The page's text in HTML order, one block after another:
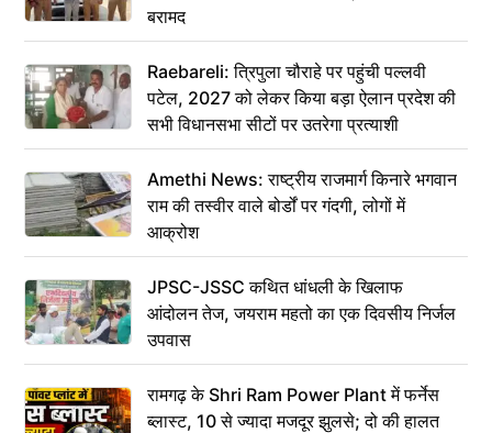
बरामद
Raebareli: त्रिपुला चौराहे पर पहुंची पल्लवी
पटेल, 2027 को लेकर किया बड़ा ऐलान प्रदेश की
सभी विधानसभा सीटों पर उतरेगा प्रत्याशी
Amethi News: राष्ट्रीय राजमार्ग किनारे भगवान
राम की तस्वीर वाले बोर्डों पर गंदगी, लोगों में
आक्रोश
JPSC-JSSC कथित धांधली के खिलाफ
आंदोलन तेज, जयराम महतो का एक दिवसीय निर्जल
उपवास
रामगढ़ के Shri Ram Power Plant में फर्नेस
ब्लास्ट, 10 से ज्यादा मजदूर झुलसे; दो की हालत